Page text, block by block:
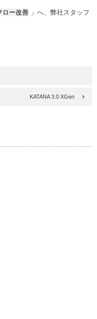
ロー改善 」へ、弊社スタッフ
KATANA 3.0 XGen